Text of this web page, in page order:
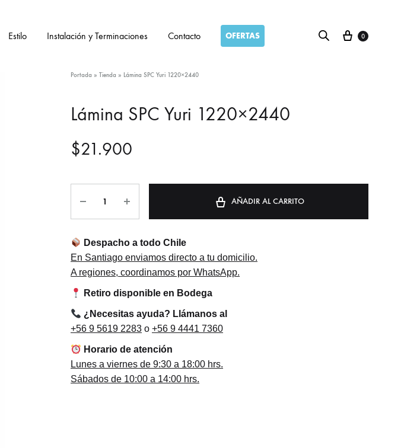
Estilo Instalación y Terminaciones Contacto OFERTAS Carro
0
Portada » Tienda » Lámina SPC Yuri 1220×2440
Lámina SPC Yuri 1220×2440
$21.900
AÑADIR AL CARRITO
Despacho a todo Chile
En Santiago enviamos directo a tu domicilio.
A regiones, coordinamos por WhatsApp.
Retiro disponible en Bodega
¿Necesitas ayuda? Llámanos al
+56 9 5619 2283 o +56 9 4441 7360
Horario de atención
Lunes a viernes de 9:30 a 18:00 hrs.
Sábados de 10:00 a 14:00 hrs.